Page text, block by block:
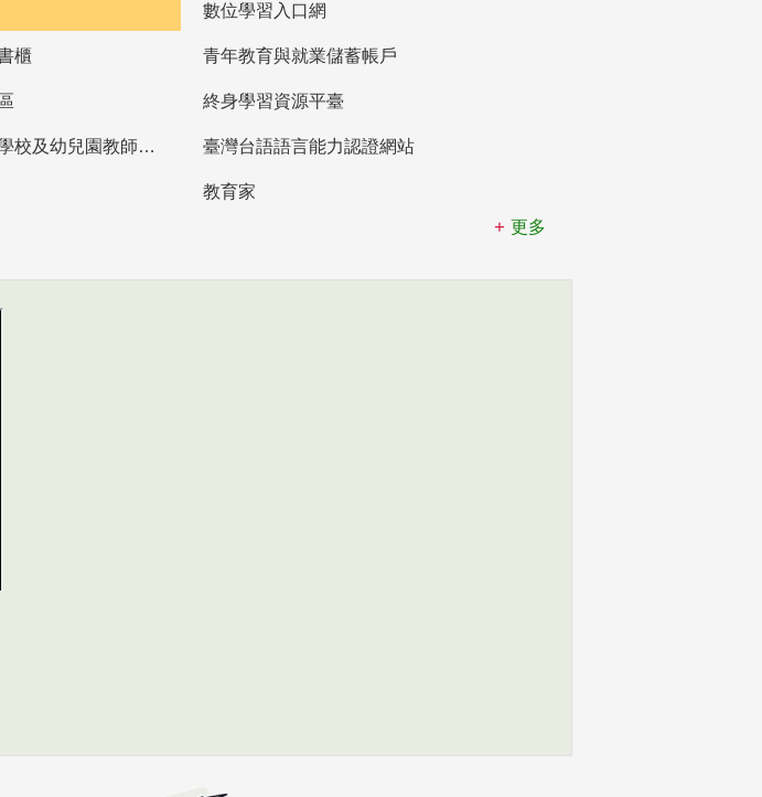
數位學習入口網
櫃 青年教育與就業儲蓄帳戶
終身學習資源平臺
教育部高中等以下學校及幼兒園教師資格檢定考試 臺灣台語語言能力認證網站
教育家
更多